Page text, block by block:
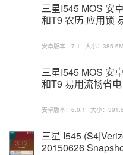
三星I545 MOS 安
和T9 农历 应用锁
安卓版本：7.1 大小：
三星I545 MOS 安
和T9 易用流畅省电
安卓版本：6.0.1 大小：
三星 I545
20150626